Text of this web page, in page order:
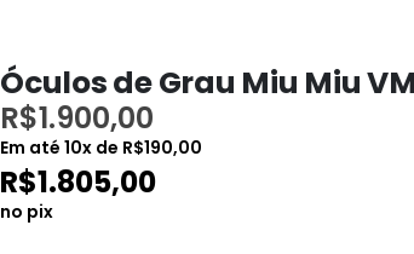
Óculos de Grau Miu Miu
R$1.900,00
Em até 10x de R$190,00
R$1.805,00
no pix